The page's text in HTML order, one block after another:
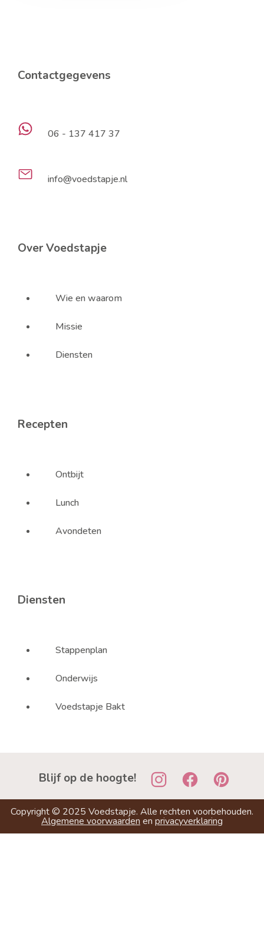
Contactgegevens
06 - 137 417 37
info@voedstapje.nl
Over Voedstapje
Wie en waarom
Missie
Diensten
Recepten
Ontbijt
Lunch
Avondeten
Diensten
Stappenplan
Onderwijs
Voedstapje Bakt
Blijf op de hoogte!
Copyright © 2025 Voedstapje. Alle rechten voorbehouden.
Algemene voorwaarden en privacyverklaring